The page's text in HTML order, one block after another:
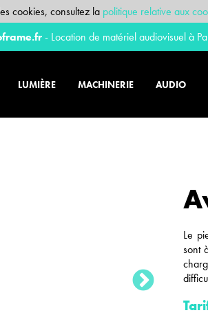
cookies, consultez la politique relative aux
- Location de matériel audiovisuel à
LUMIÈRE MACHINERIE AUDIO
Le
sont